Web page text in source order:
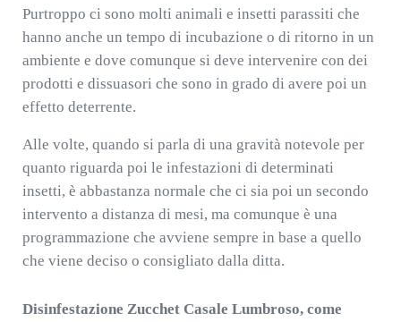
Purtroppo ci sono molti animali e insetti parassiti che
hanno anche un tempo di incubazione o di ritorno in un
ambiente e dove comunque si deve intervenire con dei
prodotti e dissuasori che sono in grado di avere poi un
effetto deterrente.
Alle volte, quando si parla di una gravità notevole per
quanto riguarda poi le infestazioni di determinati
insetti, è abbastanza normale che ci sia poi un secondo
intervento a distanza di mesi, ma comunque è una
programmazione che avviene sempre in base a quello
che viene deciso o consigliato dalla ditta.
Disinfestazione Zucchet Casale Lumbroso, come